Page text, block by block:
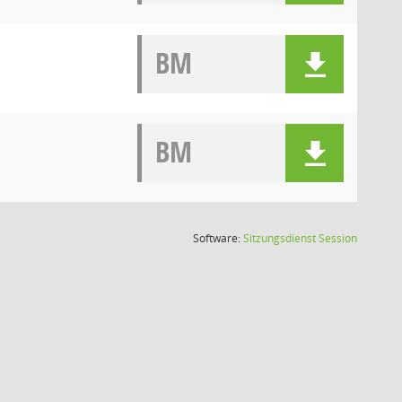
BM
BM
Software:SitzungsdienstSession(Wird in